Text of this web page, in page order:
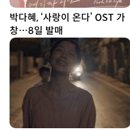
박다혜, ‘사랑이 온다’ OST 가
창…8일 발매